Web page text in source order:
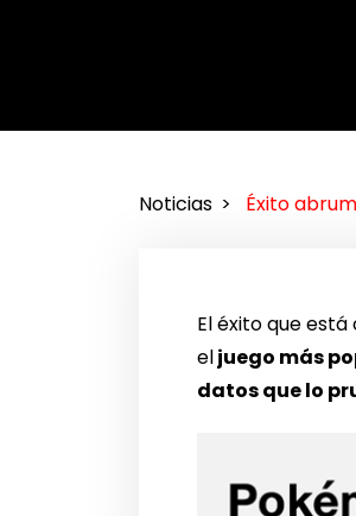
Noticias Éxito
El éxito que
eljuego más
datos que lo